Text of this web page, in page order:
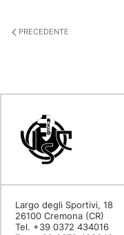
PRECEDENTE
Largo degli Sportivi, 18
26100 Cremona (CR)
Tel. +39 0372 434016